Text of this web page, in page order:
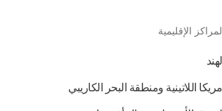
الإقليمية
اللاتينية ومنطقة البحر الكاريبي